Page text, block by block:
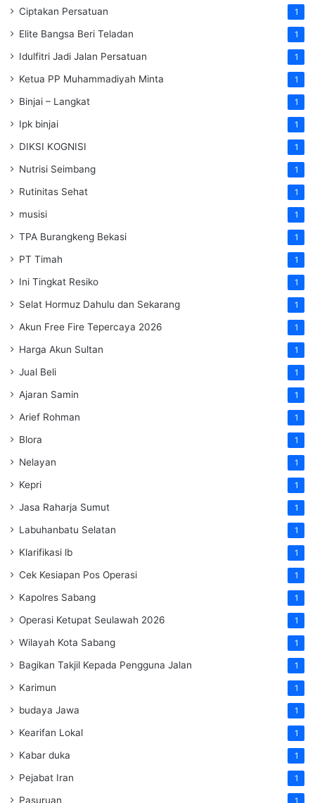
Ciptakan Persatuan 1
Elite Bangsa Beri Teladan 1
Idulfitri Jadi Jalan Persatuan 1
Ketua PP Muhammadiyah Minta 1
Binjai – Langkat 1
Ipk binjai 1
DIKSI KOGNISI 1
Nutrisi Seimbang 1
Rutinitas Sehat 1
musisi 1
TPA Burangkeng Bekasi 1
PT Timah 1
Ini Tingkat Resiko 1
Selat Hormuz Dahulu dan Sekarang 1
Akun Free Fire Tepercaya 2026 1
Harga Akun Sultan 1
Jual Beli 1
Ajaran Samin 1
Arief Rohman 1
Blora 1
Nelayan 1
Kepri 1
Jasa Raharja Sumut 1
Labuhanbatu Selatan 1
Klarifikasi lb 1
Cek Kesiapan Pos Operasi 1
Kapolres Sabang 1
Operasi Ketupat Seulawah 2026 1
Wilayah Kota Sabang 1
Bagikan Takjil Kepada Pengguna Jalan 1
Karimun 1
budaya Jawa 1
Kearifan Lokal 1
Kabar duka 1
Pejabat Iran 1
Pasuruan 1